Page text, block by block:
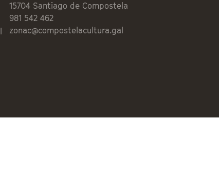
15704 Santiago de Compostela
981 542 462
zonac@compostelacultura.gal